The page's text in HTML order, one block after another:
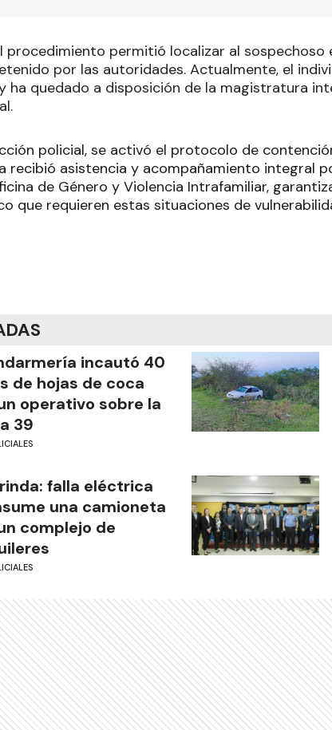
procedimiento permitió localizar al sospechoso
por las autoridades. Actualmente, el
ha quedado a disposición de la magistratura
policial, se activó el protocolo de
recibió asistencia y acompañamiento integral
de Género y Violencia Intrafamiliar,
que requieren estas situaciones de
incautó 40
de hojas de coca
operativo sobre la
39
falla eléctrica
una camioneta
complejo de